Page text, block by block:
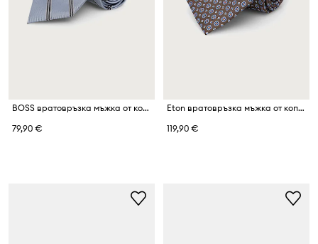
BOSS вратовръзка мъжка от коприна H-TIE CM
79,90 €
Eton вратовръзка мъжка от коприна
119,90 €